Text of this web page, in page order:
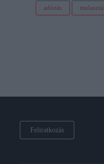
adózás
Feliratkozás